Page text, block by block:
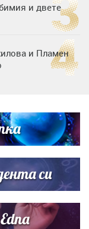
и двете
и Пламен
Стоичков и
си